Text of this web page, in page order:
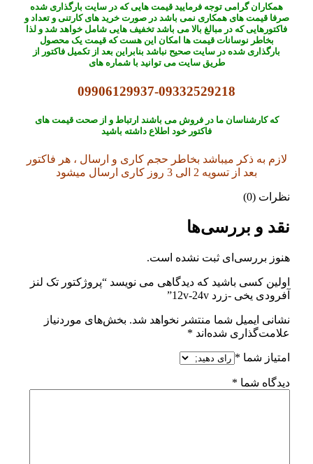
همکاران گرامی توجه فرمایید قیمت هایی که در سایت بارگذاری شده
صرفا قیمت های همکاری نمی باشد در صورت خرید های کارتنی و تعداد و
فاکتورهایی که در مبالغ بالا می باشد تخفیف هایی شامل خواهد شد و لذا
بخاطر نوسانات قیمت ها امکان این هست که قیمت یک محصول
بارگذاری شده در سایت صحیح نباشد بنابراین بعد از تکمیل فاکتور از
طریق سایت می توانید با شماره های
09906129937-09332529218
که کارشناسان ما در فروش می باشند ارتباط و از صحت قیمت های
فاکتور خود اطلاع داشته باشید
لازم به ذکر میباشد بخاطر حجم کاری و ارسال ، هر فاکتور
بعد از تسویه 2 الی 3 روز کاری ارسال میشود
نظرات (0)
نقد و بررسی‌ها
هنوز بررسی‌ای ثبت نشده است.
اولین کسی باشید که دیدگاهی می نویسد “پروژکتور تک لنز
آفرودی یخی -زرد 12v-24v”
نشانی ایمیل شما منتشر نخواهد شد. بخش‌های موردنیاز
علامت‌گذاری شده‌اند *
امتیاز شما *
دیدگاه شما *